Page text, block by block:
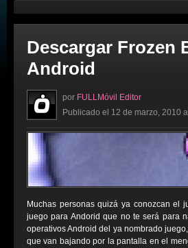
Descargar Frozen
Android
por FULLMóvil Editor
Publicado el 12 de marzo, 2010
Muchas personas quizá ya conozcan el
juego para Andorid que no te será para
operativos Android del ya nombrado
que van bajando por la pantalla en el